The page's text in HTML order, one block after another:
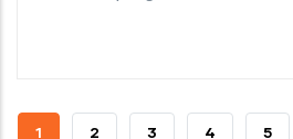
CURRENT
1 PAGE
2 PAGE
3 PAGE
4 5